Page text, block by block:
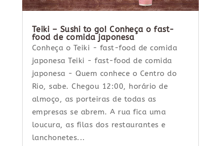
Teiki – Sushi to go! Conheça o fast-
food de comida japonesa
Conheça o Teiki - fast-food de comida
japonesa Teiki - fast-food de comida
japonesa - Quem conhece o Centro do
Rio, sabe. Chegou 12:00, horário de
almoço, as porteiras de todas as
empresas se abrem. A rua fica uma
loucura, as filas dos restaurantes e
lanchonetes...